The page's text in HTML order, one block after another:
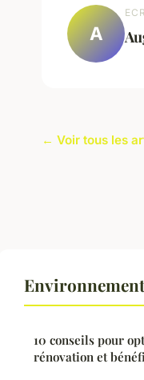
A
← Voir tous les
10 conseils pour
rénovation et